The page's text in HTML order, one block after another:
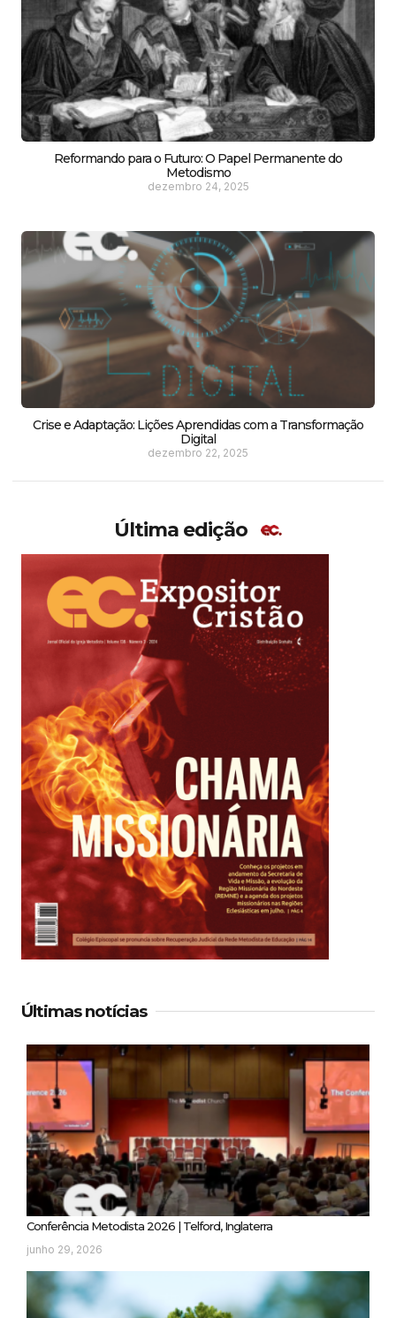
Reformando para o Futuro: O Papel Permanente do
Metodismo
dezembro 24, 2025
Crise e Adaptação: Lições Aprendidas com a Transformação
Digital
dezembro 22, 2025
Última edição
Últimas notícias
Conferência Metodista 2026 | Telford, Inglaterra
junho 29, 2026